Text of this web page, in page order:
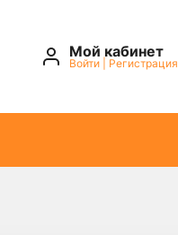
Мой кабинет
Войти Регистрация